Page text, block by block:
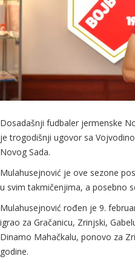
Dosadašnji fudbaler jermenske
je trogodišnji ugovor sa
Novog Sada.
Mulahusejnović je ove sezone
u svim takmičenjima, a posebno
Mulahusejnović rođen je 9.
igrao za Gračanicu, Zrinjski,
Dinamo Mahačkalu, ponovo za
godine.